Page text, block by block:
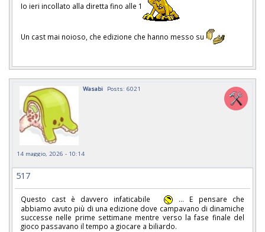
Io ieri incollato alla diretta fino alle 1
Un cast mai noioso, che edizione che hanno messo su
Wasabi Posts: 6021
14 maggio, 2026 - 10:14
517
Questo cast è davvero infaticabile
... E pensare che
abbiamo avuto più di una edizione dove campavano di dinamiche
successe nelle prime settimane mentre verso la fase finale del
gioco passavano il tempo a giocare a biliardo.